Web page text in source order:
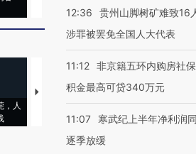
育部长拱下台
，人
【推广】走进第四届链博
会，让数智科技“链”接产
【特别呈现
有意思的生
12:36
贵州山脚树矿难致16
涉罪被罢免全国人大代表
11:12 非京籍五环内购房社
积金最高可贷340万元
11:07
寒武纪上半年净利润
逐季放缓